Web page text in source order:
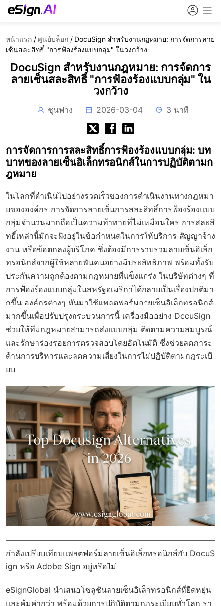
หน้าแรก / ศูนย์บล็อก / DocuSign สำหรับงานกฎหมาย: การจัดการลาย
เซ็นสละสิทธิ์ "การฟ้องร้องแบบกลุ่ม" ในวงกว้าง
DocuSign สำหรับงานกฎหมาย: การจัดการ
ลายเซ็นสละสิทธิ์ "การฟ้องร้องแบบกลุ่ม" ใน
วงกว้าง
ชุนฟาง 2026-03-04 3 นาที
การจัดการการสละสิทธิ์การฟ้องร้องแบบกลุ่ม: บท
บาทของลายเซ็นอิเล็กทรอนิกส์ในการปฏิบัติตามก
ฎหมาย
ในโลกที่ดำเนินไปอย่างรวดเร็วของการดำเนินงานทางกฎหมา
ยขององค์กร การจัดการลายเซ็นการสละสิทธิ์การฟ้องร้องแบบ
กลุ่มจำนวนมากถือเป็นความท้าทายที่ไม่เหมือนใคร การสละสิ
ทธิ์เหล่านี้มักจะฝังอยู่ในข้อกำหนดในการให้บริการ สัญญาจ้าง
งาน หรือข้อตกลงผู้บริโภค ซึ่งต้องมีการรวบรวมลายเซ็นอิเล็ก
ทรอนิกส์จากผู้ใช้หลายพันคนอย่างมีประสิทธิภาพ พร้อมทั้งรับ
ประกันความถูกต้องตามกฎหมายที่แข็งแกร่ง ในบริษัทต่างๆ ที่
การฟ้องร้องแบบกลุ่มในสหรัฐอเมริกาได้กลายเป็นเรื่องปกติมา
กขึ้น องค์กรต่างๆ หันมาใช้แพลตฟอร์มลายเซ็นอิเล็กทรอนิกส์
มากขึ้นเพื่อปรับปรุงกระบวนการนี้ เครื่องมืออย่าง DocuSign
ช่วยให้ทีมกฎหมายสามารถส่งแบบกลุ่ม ติดตามความสมบูรณ์
และรักษาร่องรอยการตรวจสอบโดยอัตโนมัติ ซึ่งช่วยลดภาระ
ด้านการบริหารและลดความเสี่ยงในการไม่ปฏิบัติตามกฎระเบี
ยบ
กำลังเปรียบเทียบแพลตฟอร์มลายเซ็นอิเล็กทรอนิกส์กับ DocuS
ign หรือ Adobe Sign อยู่หรือไม่
eSignGlobal นำเสนอโซลูชันลายเซ็นอิเล็กทรอนิกส์ที่ยืดหยุ่น
และคุ้มค่ากว่า พร้อมด้วยการปฏิบัติตามกฎระเบียบทั่วโลก รา